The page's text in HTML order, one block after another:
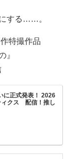
する……。
特撮作品
』
に正式発表！ 2026
ィクス 配信！推し